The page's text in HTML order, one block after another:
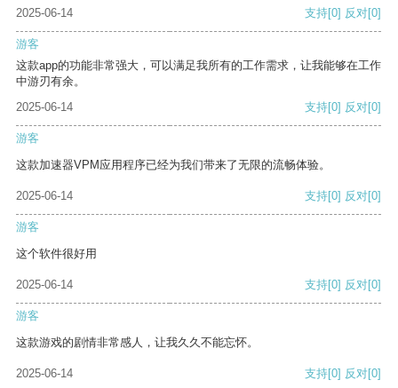
2025-06-14 支持[0] 反对[0]
游客
这款app的功能非常强大，可以满足我所有的工作需求，让我能够在工作
中游刃有余。
2025-06-14
支持[0] 反对[0]
游客
这款加速器VPM应用程序已经为我们带来了无限的流畅体验。
2025-06-14 支持[0] 反对[0]
游客
这个软件很好用
2025-06-14 支持[0] 反对[0]
游客
这款游戏的剧情非常感人，让我久久不能忘怀。
2025-06-14 支持[0] 反对[0]